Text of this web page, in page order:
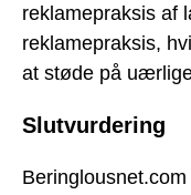
reklamepraksis af
reklamepraksis,
at støde på
Slutvurdering